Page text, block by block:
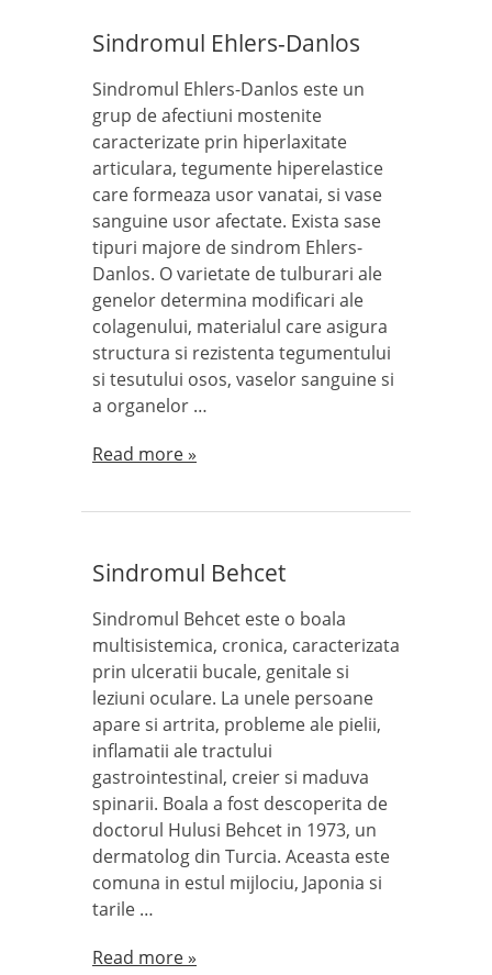
Sindromul Ehlers-Danlos
Sindromul Ehlers-Danlos este un
grup de afectiuni mostenite
caracterizate prin hiperlaxitate
articulara, tegumente hiperelastice
care formeaza usor vanatai, si vase
sanguine usor afectate. Exista sase
tipuri majore de sindrom Ehlers-
Danlos. O varietate de tulburari ale
genelor determina modificari ale
colagenului, materialul care asigura
structura si rezistenta tegumentului
si tesutului osos, vaselor sanguine si
a organelor …
Read more »
Sindromul Behcet
Sindromul Behcet este o boala
multisistemica, cronica, caracterizata
prin ulceratii bucale, genitale si
leziuni oculare. La unele persoane
apare si artrita, probleme ale pielii,
inflamatii ale tractului
gastrointestinal, creier si maduva
spinarii. Boala a fost descoperita de
doctorul Hulusi Behcet in 1973, un
dermatolog din Turcia. Aceasta este
comuna in estul mijlociu, Japonia si
tarile …
Read more »